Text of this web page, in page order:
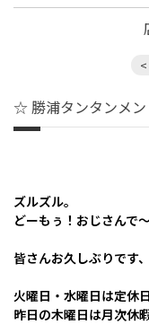
☆ 勝浦タンタンメ
ズルズル。
どーもぅ！おじさんで
皆さんお久しぶりです
火曜日・水曜日は定休日
昨日の木曜日は月次休